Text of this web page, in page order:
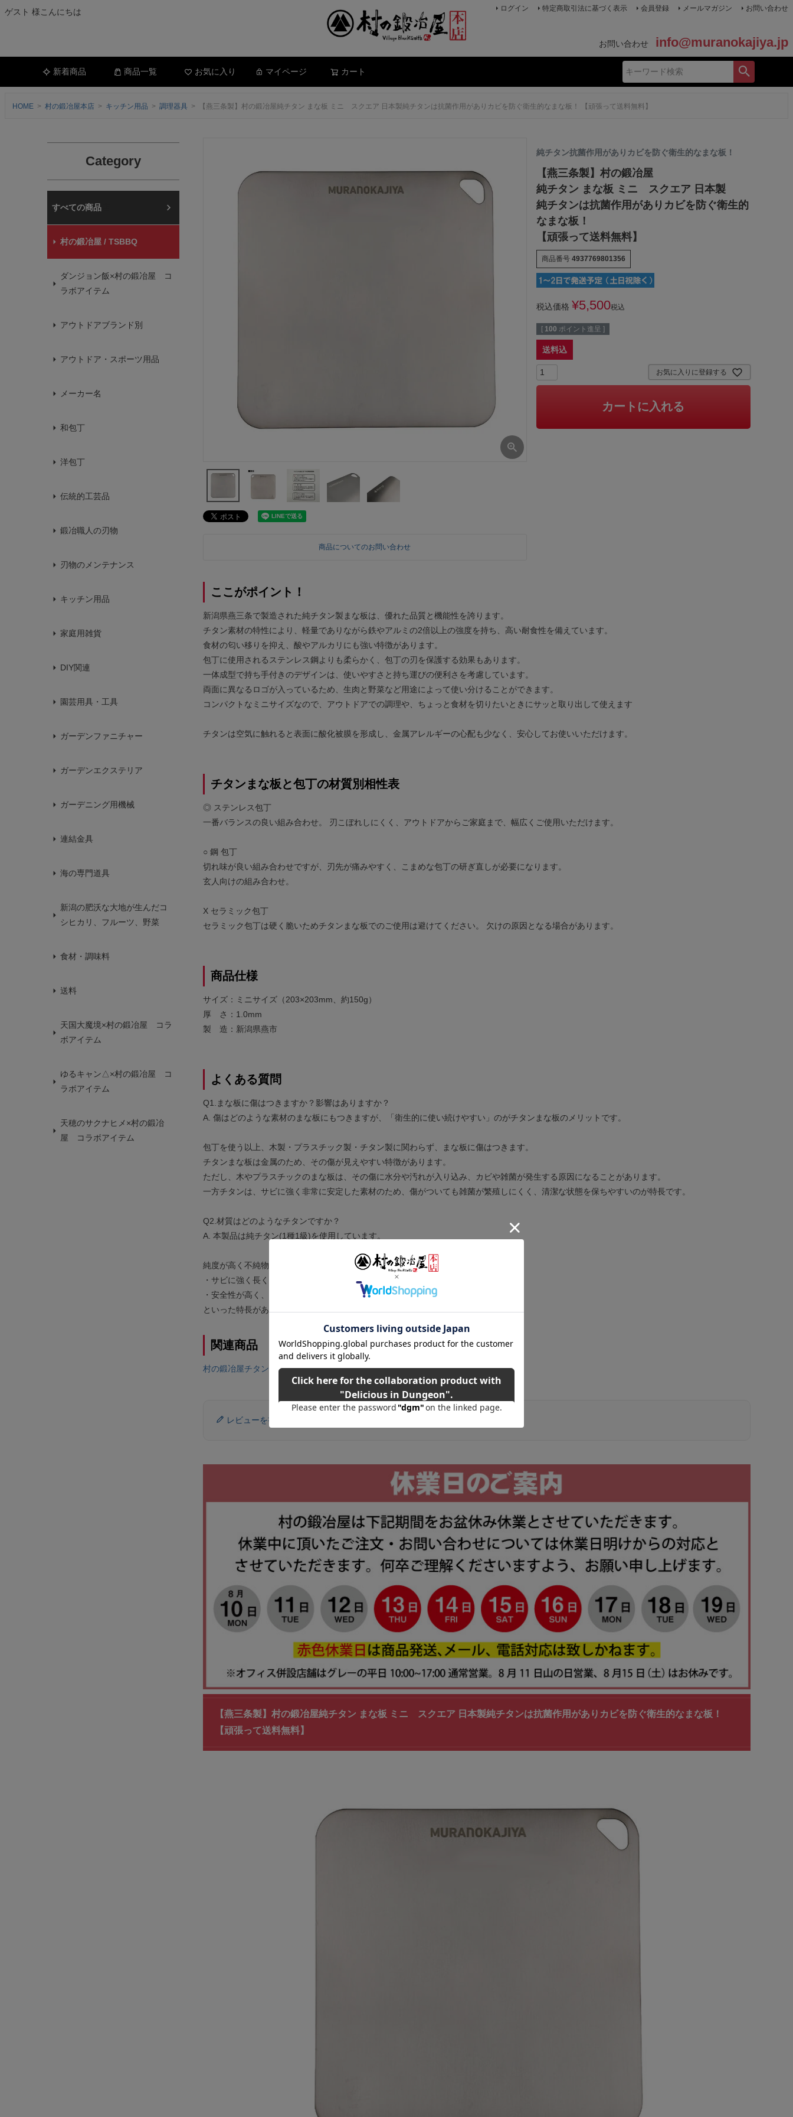
ゲスト 様こんにちは ログイン 特定商取引法に基づく表示 会員登録 メールマガジン お問い合わせ
お問い合わせ info@muranokajiya.jp
新着商品 商品一覧 お気に入り マイページ カート
HOME 村の鍛冶屋本店 キッチン用品 調理器具 【燕三条製】村の鍛冶屋純チタン まな板 ミニ スクエア 日本製純チタンは抗菌作用がありカビを防ぐ衛生的なまな板！ 【頑張って送料無料】
Category
村の鍛冶屋本店
村の鍛冶屋 / TSBBQ
ダンジョン飯×村の鍛冶屋 コ
ラボアイテム
アウトドアブランド別
アウトドア・スポーツ用品
メーカー名
和包丁
洋包丁
伝統的工芸品
鍛冶職人の刃物
刃物のメンテナンス
キッチン用品
家庭用雑貨
DIY関連
園芸用具・工具
ガーデンファニチャー
ガーデンエクステリア
ガーデニング用機械
連結金具
海の専門道具
新潟の肥沃な大地が生んだコ
シヒカリ、フルーツ、野菜
食材・調味料
送料
天国大魔境×村の鍛冶屋 コラ
ボアイテム
ゆるキャン△×村の鍛冶屋 コ
ラボアイテム
天穂のサクナヒメ×村の鍛冶
屋 コラボアイテム
商品についてのお問い合わせ
純チタン抗菌作用がありカビを防ぐ衛生的なまな板！
【燕三条製】村の鍛冶屋
純チタン まな板 ミニ スクエア 日本製
純チタンは抗菌作用がありカビを防ぐ衛生的
なまな板！
【頑張って送料無料】
商品番号 4937769801356
税込価格 ¥5,500税込
[ 100 ポイント進呈 ]
送料込
お気に入りに登録する
カートに入れる
ここがポイント！
新潟県燕三条で製造された純チタン製まな板は、優れた品質と機能性を誇ります。
チタン素材の特性により、軽量でありながら鉄やアルミの2倍以上の強度を持ち、高い耐食性を備えています。
食材の匂い移りを抑え、酸やアルカリにも強い特徴があります。
包丁に使用されるステンレス鋼よりも柔らかく、包丁の刃を保護する効果もあります。
一体成型で持ち手付きのデザインは、使いやすさと持ち運びの便利さを考慮しています。
両面に異なるロゴが入っているため、生肉と野菜など用途によって使い分けることができます。
コンパクトなミニサイズなので、アウトドアでの調理や、ちょっと食材を切りたいときにサッと取り出して使えます
チタンは空気に触れると表面に酸化被膜を形成し、金属アレルギーの心配も少なく、安心してお使いいただけます。
チタンまな板と包丁の材質別相性表
◎ ステンレス包丁
一番バランスの良い組み合わせ。 刃こぼれしにくく、アウトドアからご家庭まで、幅広くご使用いただけます。
○ 鋼 包丁
切れ味が良い組み合わせですが、刃先が痛みやすく、こまめな包丁の研ぎ直しが必要になります。
玄人向けの組み合わせ。
X セラミック包丁
セラミック包丁は硬く脆いためチタンまな板でのご使用は避けてください。 欠けの原因となる場合があります。
商品仕様
サイズ：ミニサイズ（203×203mm、約150g）
厚 さ：1.0mm
製 造：新潟県燕市
よくある質問
Q1.まな板に傷はつきますか？影響はありますか？
A. 傷はどのような素材のまな板にもつきますが、「衛生的に使い続けやすい」のがチタンまな板のメリットです。
包丁を使う以上、木製・プラスチック製・チタン製に関わらず、まな板に傷はつきます。
チタンまな板は金属のため、その傷が見えやすい特徴があります。
ただし、木やプラスチックのまな板は、その傷に水分や汚れが入り込み、カビや雑菌が発生する原因になることがあります。
一方チタンは、サビに強く非常に安定した素材のため、傷がついても雑菌が繁殖しにくく、清潔な状態を保ちやすいのが特長です。
Q2.材質はどのようなチタンですか？
A. 本製品は純チタン(1種1級)を使用しています。
純度が高く不純物が少ないため、
・サビに強く長く使える
・安全性が高く、金属臭も出にくい
といった特長があり、調理器具として安心してお使いいただけます。
関連商品
村の鍛冶屋チタンまな板SMLミニ各サイズ一覧
レビューを書く
【燕三条製】村の鍛冶屋純チタン まな板 ミニ スクエア 日本製純チタンは抗菌作用がありカビを防ぐ衛生的なまな板！
【頑張って送料無料】